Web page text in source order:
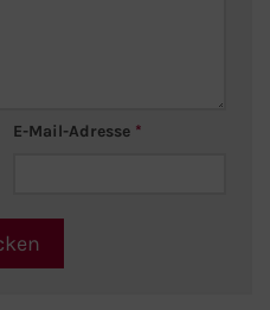
E-Mail-Adresse *